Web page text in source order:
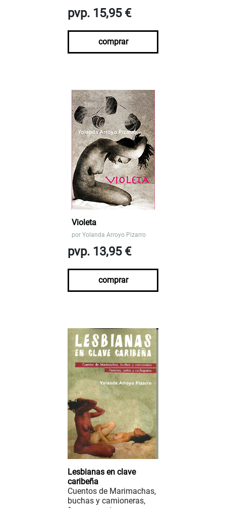
pvp. 15,95 €
comprar
Violeta
por Yolanda Arroyo Pizarro
pvp. 13,95 €
comprar
Lesbianas en clave
caribeña
Cuentos de Marimachas,
buchas y camioneras,